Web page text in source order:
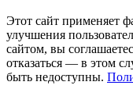
Этот сайт применяет
улучшения
сайтом, вы
отказаться — в этом
быть недоступны.